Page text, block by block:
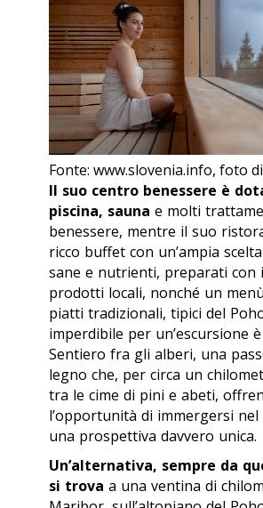
Fonte: www.slovenia.info, foto
Il suo centro benessere è
piscina, sauna e molti
benessere, mentre il suo
ricco buffet con un’ampia
sane e nutrienti, preparati con
prodotti locali, nonché un
piatti tradizionali, tipici del
imperdibile per un’escursione
Sentiero fra gli alberi, una
legno che, per circa un
tra le cime di pini e abeti,
l’opportunità di immergersi nel
una prospettiva davvero unica.
Un’alternativa, sempre da
si trova a una ventina di